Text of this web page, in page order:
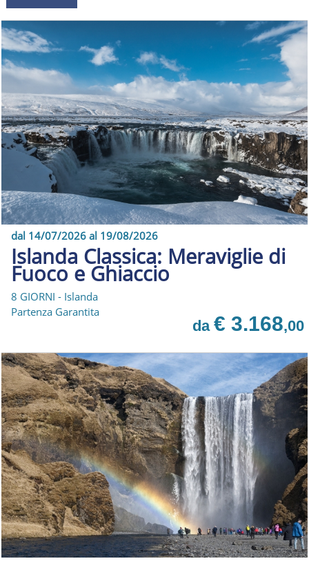
dal 14/07/2026 al 19/08/2026
Islanda Classica: Meraviglie di
Fuoco e Ghiaccio
8 GIORNI - Islanda
Partenza Garantita
da € 3.168,00